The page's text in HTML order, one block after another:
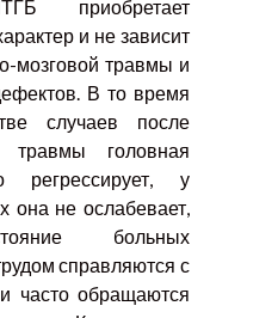
приобретает
и не зависит
мозговой травмы и
В то время
случаев после
травмы головная
регрессирует, у
она не ослабевает,
больных
справляются с
часто обращаются